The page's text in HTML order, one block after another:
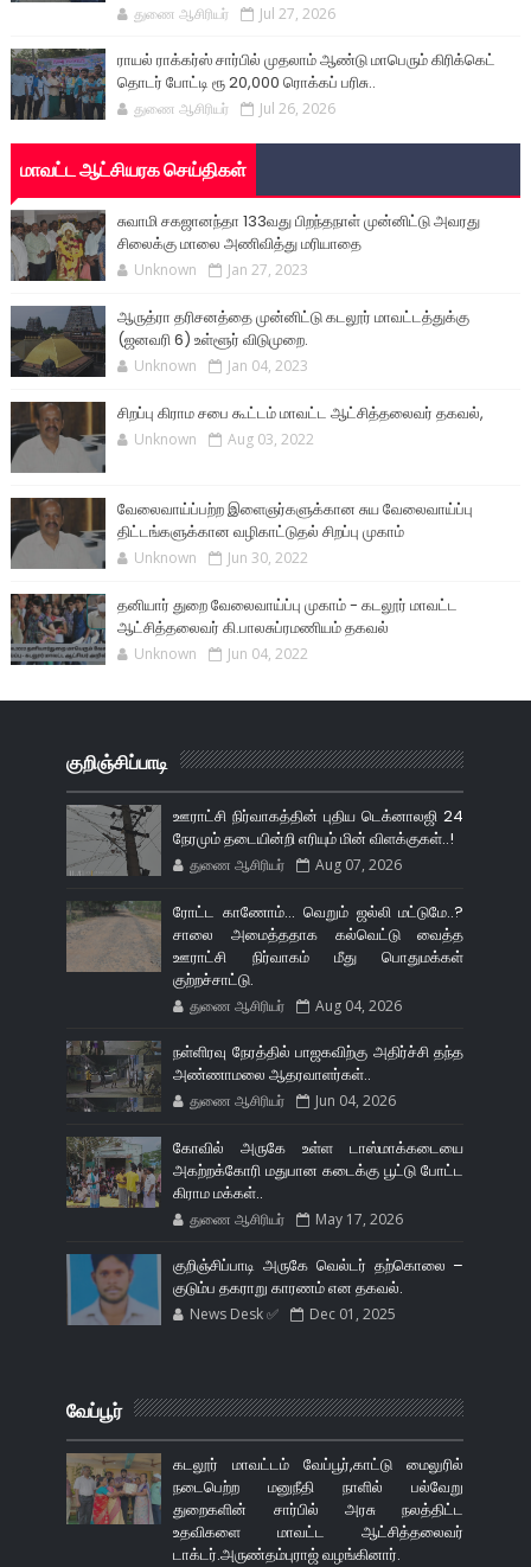
துணை ஆசிரியர் Jul 27, 2026
ராயல் ராக்கர்ஸ் சார்பில் முதலாம் ஆண்டு மாபெரும் கிரிக்கெட்
தொடர் போட்டி ரூ 20,000 ரொக்கப் பரிசு..
துணை ஆசிரியர் Jul 26, 2026
மாவட்ட ஆட்சியரக செய்திகள்
சுவாமி சகஜானந்தா 133வது பிறந்தநாள் முன்னிட்டு அவரது
சிலைக்கு மாலை அணிவித்து மரியாதை
Unknown Jan 27, 2023
ஆருத்ரா தரிசனத்தை முன்னிட்டு கடலூர் மாவட்டத்துக்கு
(ஜனவரி 6) உள்ளூர் விடுமுறை.
Unknown Jan 04, 2023
சிறப்பு கிராம சபை கூட்டம் மாவட்ட ஆட்சித்தலைவர் தகவல்,
Unknown Aug 03, 2022
வேலைவாய்ப்பற்ற இளைஞர்களுக்கான சுய வேலைவாய்ப்பு
திட்டங்களுக்கான வழிகாட்டுதல் சிறப்பு முகாம்
Unknown Jun 30, 2022
தனியார் துறை வேலைவாய்ப்பு முகாம் - கடலூர் மாவட்ட
ஆட்சித்தலைவர் கி.பாலசுப்ரமணியம் தகவல்
Unknown Jun 04, 2022
குறிஞ்சிப்பாடி
ஊராட்சி நிர்வாகத்தின் புதிய டெக்னாலஜி 24
நேரமும் தடையின்றி எரியும் மின் விளக்குகள்..!
துணை ஆசிரியர் Aug 07, 2026
ரோட்ட காணோம்... வெறும் ஜல்லி மட்டுமே..?
சாலை அமைத்ததாக கல்வெட்டு வைத்த
ஊராட்சி நிர்வாகம் மீது பொதுமக்கள்
குற்றச்சாட்டு.
துணை ஆசிரியர் Aug 04, 2026
நள்ளிரவு நேரத்தில் பாஜகவிற்கு அதிர்ச்சி தந்த
அண்ணாமலை ஆதரவாளர்கள்..
துணை ஆசிரியர் Jun 04, 2026
கோவில் அருகே உள்ள டாஸ்மாக்கடையை
அகற்றக்கோரி மதுபான கடைக்கு பூட்டு போட்ட
கிராம மக்கள்..
துணை ஆசிரியர் May 17, 2026
குறிஞ்சிப்பாடி அருகே வெல்டர் தற்கொலை –
குடும்ப தகராறு காரணம் என தகவல்.
News Desk ✅ Dec 01, 2025
வேப்பூர்
கடலூர் மாவட்டம் வேப்பூர்,காட்டு மைலுரில்
நடைபெற்ற மனுநீதி நாளில் பல்வேறு
துறைகளின் சார்பில் அரசு நலத்திட்ட
உதவிகளை மாவட்ட ஆட்சித்தலைவர்
டாக்டர்.அருண்தம்புராஜ் வழங்கினார்.